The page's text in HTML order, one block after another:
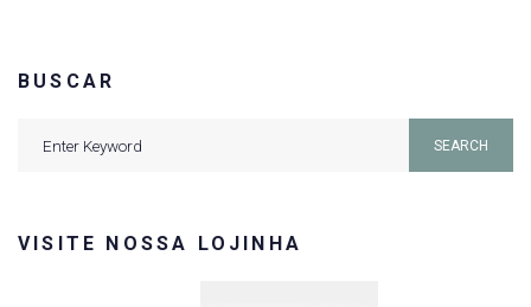
BUSCAR
SEARCH
VISITE NOSSA LOJINHA